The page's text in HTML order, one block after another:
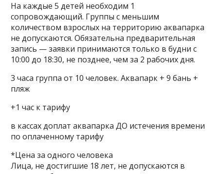
На каждые 5 детей необходим 1
сопровождающий. Группы с меньшим
количеством взрослых на территорию аквапарка
не допускаются. Обязательна предварительная
запись — заявки принимаются только в будни с
10:00 до 18:30, не позднее, чем за 2 рабочих дня.
3 часа группа от 10 человек. Аквапарк + 9 бань +
пляж
+1 час к тарифу
в кассах доплат аквапарка ДО истечения времени
по оплаченному тарифу
*Цена за одного человека
Лица, не достигшие 18 лет, не допускаются в